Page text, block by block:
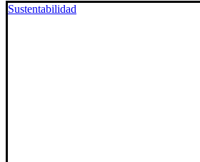
Sustentabilidad